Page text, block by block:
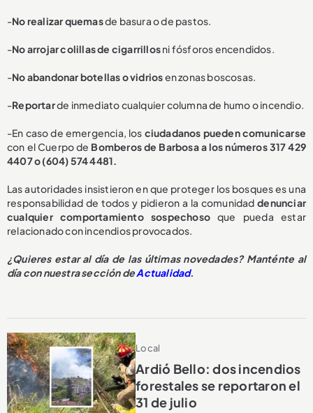
-No realizar quemasde basura o de pastos.
-No arrojar colillas de cigarrillosni fósforos encendidos.
-No abandonar botellas o vidriosen zonas boscosas.
-Reportarde inmediato cualquier columna de humo o incendio.
-En caso de emergencia, los ciudadanos pueden comunicarse
con el Cuerpo de Bomberos de Barbosa a los números 317 429
4407 o (604) 574 4481.
Las autoridades insistieron en que proteger los bosques es una
responsabilidad de todos y pidieron a la comunidaddenunciar
cualquier comportamiento sospechosoque pueda estar
relacionado con incendios provocados.
¿Quieres estar al día de las últimas novedades? Manténte al
día con nuestra sección deActualidad.
Local
Ardió Bello: dos incendios
forestales se reportaron el
31 de julio